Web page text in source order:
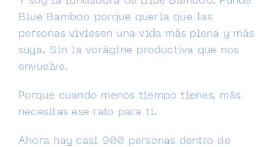
Blue Bamboo porque quería que las
personas viviesen una vida más plena y más
suya. Sin la vorágine productiva que nos
envuelve.
Porque cuando menos tiempo tienes, más
necesitas ese rato para ti.
Ahora hay casi 900 personas dentro de